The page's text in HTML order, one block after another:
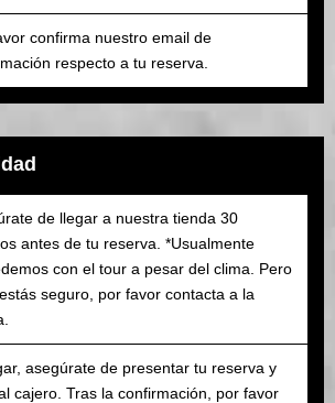
confirma nuestro email de
respecto a tu reserva.
de llegar a nuestra tienda 30
antes de tu reserva. *Usualmente
con el tour a pesar del clima. Pero
seguro, por favor contacta a la
asegúrate de presentar tu reserva y
cajero. Tras la confirmación, por favor